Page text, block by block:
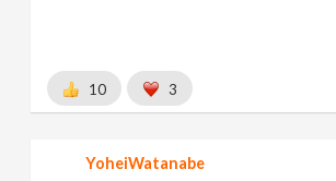
10 3
YoheiWatanabe